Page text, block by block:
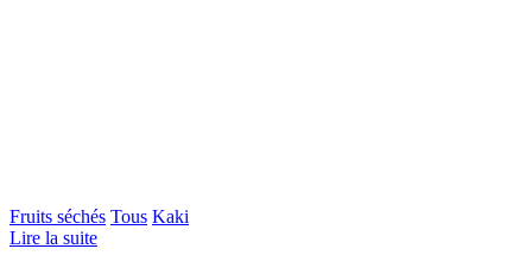
Fruits séchés Tous Kaki
Lire la suite